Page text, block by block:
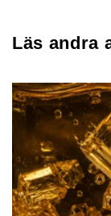
Läs andra